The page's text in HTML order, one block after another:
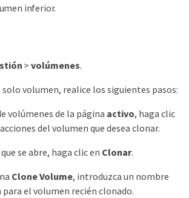
inferior.
>volúmenes.
solo volumen, realice los siguientes pasos:
volúmenes de la página activo, haga clic
del volumen que desea clonar.
se abre, haga clic en Clonar.
Clone Volume, introduzca un nombre
para el volumen recién clonado.